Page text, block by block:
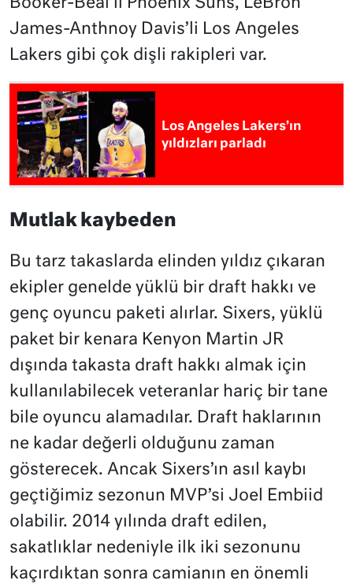
Booker-Beal’lı Phoenix Suns, LeBron
James-Anthnoy Davis’li Los Angeles
Lakers gibi çok dişli rakipleri var.
Los Angeles Lakers’ın
yıldızları parladı
Mutlak kaybeden
Bu tarz takaslarda elinden yıldız çıkaran
ekipler genelde yüklü bir draft hakkı ve
genç oyuncu paketi alırlar. Sixers, yüklü
paket bir kenara Kenyon Martin JR
dışında takasta draft hakkı almak için
kullanılabilecek veteranlar hariç bir tane
bile oyuncu alamadılar. Draft haklarının
ne kadar değerli olduğunu zaman
gösterecek. Ancak Sixers’ın asıl kaybı
geçtiğimiz sezonun MVP’si Joel Embiid
olabilir. 2014 yılında draft edilen,
sakatlıklar nedeniyle ilk iki sezonunu
kaçırdıktan sonra camianın en önemli